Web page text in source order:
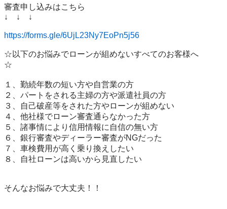
審査申し込みはこちら
↓　↓　↓
https://forms.gle/6UjL23Ny7EoPn5j56
☆以下のお悩みでローンが組めないすべてのお客様へ
☆
１、勤続年数の短い方や自営業の方
２、パートをされる主婦の方や派遣社員の方
３、自己破産等をされた方やローンが組めない
４、他社様でローン審査通らなかった方
５、諸事情により信用情報に自信の無い方
６、銀行審査やディーラー審査がNGだった
７、車検費用が高く乗り換えしたい
８、自社ローンは高いから見直したい
そんなお悩みで大丈夫！！